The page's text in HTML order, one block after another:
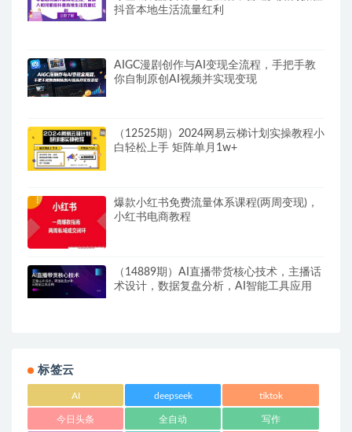
抖音本地生活流量红利
AIGC漫剧创作与AI变现全流程，手把手教
你自制原创AI视频并实现变现
（12525期）2024网易云梯计划实操教程小
白轻松上手 矩阵单月1w+
爆款小红书免费流量体系课程(两周变现)，
小红书电商教程
（14889期）AI直播带货核心技术，主播话
术设计，数据复盘分析，AI智能工具应用
标签云
AI deepseek tiktok
今日头条 全自动 写作